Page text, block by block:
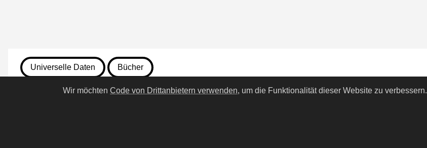
Universelle Daten Bücher
Wir möchten Code von Drittanbietern verwenden, um die Funktionalität dieser Website zu verbessern.